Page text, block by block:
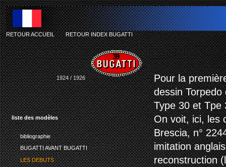
liste des modèles
bibliographie
BUGATTI AVANT BUGATTI
LES DEBUTS
RETOUR ACCUEIL-RETOUR INDEX BUGATTI
1924 / 1926
Pour la
dessin
Type 30 et Tpe
On voit, ici, les
Brescia, n°
imitation
reconstruction